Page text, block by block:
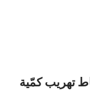
تهريب كمّية